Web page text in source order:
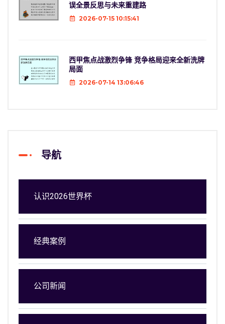
误全景反思与未来重建路
2026-07-15 10:15:41
西甲焦点战激烈争锋 竞争格局迎来全新洗牌
局面
2026-07-14 13:06:46
导航
认识2026世界杯
经典案例
公司新闻